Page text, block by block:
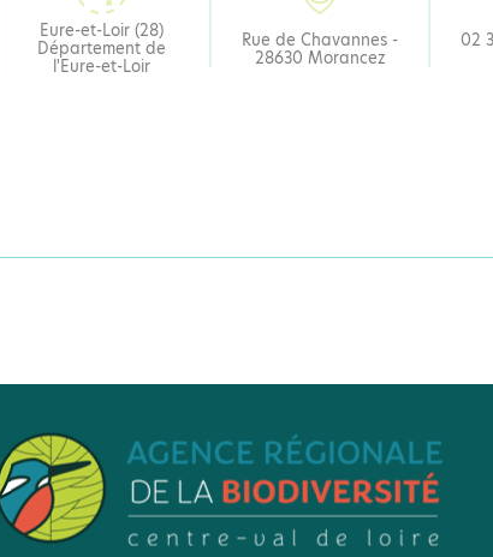
Eure-et-Loir (28)
Département de
l'Eure-et-Loir
Rue de Chavannes -
28630 Morancez
02
DOCUMENTAIRE ÉVÉNEMENT